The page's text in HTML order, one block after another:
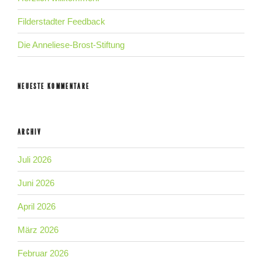
Filderstadter Feedback
Die Anneliese-Brost-Stiftung
NEUESTE KOMMENTARE
ARCHIV
Juli 2026
Juni 2026
April 2026
März 2026
Februar 2026